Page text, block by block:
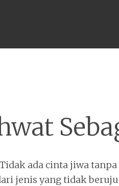
ada cinta jiwa
jenis yang tidak